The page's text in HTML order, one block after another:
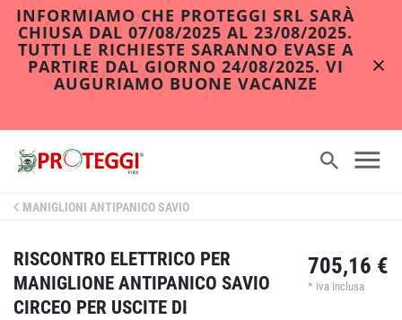
INFORMIAMO CHE PROTEGGI SRL SARÀ
CHIUSA DAL 07/08/2025 AL 23/08/2025.
TUTTI LE RICHIESTE SARANNO EVASE A
PARTIRE DAL GIORNO 24/08/2025. VI
AUGURIAMO BUONE VACANZE
MANIGLIONI ANTIPANICO SAVIO
RISCONTRO ELETTRICO PER
MANIGLIONE ANTIPANICO SAVIO
CIRCEO PER USCITE DI
705,16 €
* iva inclusa